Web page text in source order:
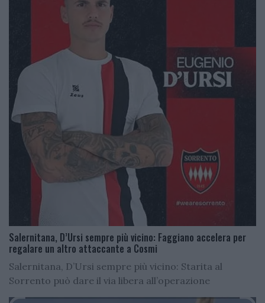
Salernitana, D’Ursi sempre più vicino: Faggiano accelera per
regalare un altro attaccante a Cosmi
Salernitana, D’Ursi sempre più vicino: Starita al
Sorrento può dare il via libera all’operazione